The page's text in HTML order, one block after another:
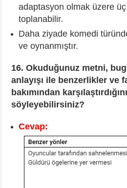
adaptasyon olmak üzere
toplanabilir.
Daha ziyade komedi
ve oynanmıştır.
16. Okuduğunuz metni,
anlayışı ile benzerlikler ve
bakımından
söyleyebilirsiniz?
Cevap: